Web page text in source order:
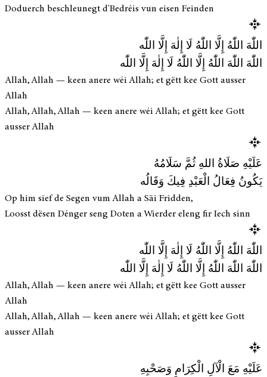
Doduerch beschleunegt d'Bedréis vun eisen Feinden
اللّٰهَ اللّٰهُ إِلَّا اللّٰهُ لَا إِلٰهَ إِلَّا اللّٰه
اللّٰهَ اللّٰهَ اللّٰهُ إِلَّا اللّٰهُ لَا إِلٰهَ إِلَّا اللّٰه
Allah, Allah — keen anere wéi Allah; et gëtt kee Gott ausser
Allah
Allah, Allah, Allah — keen anere wéi Allah; et gëtt kee Gott
ausser Allah
عَلَيْهِ صَلَاةُ اللهِ ثُمَّ سَلَامُهُ
يَكُونُ فِعَالُ الْعَبْدِ فِيكَ وَقَالُه
Op him sief de Segen vum Allah a Säi Fridden,
Loosst dësen Dénger seng Doten a Wierder eleng fir Iech sinn
اللّٰهَ اللّٰهُ إِلَّا اللّٰهُ لَا إِلٰهَ إِلَّا اللّٰه
اللّٰهَ اللّٰهَ اللّٰهُ إِلَّا اللّٰهُ لَا إِلٰهَ إِلَّا اللّٰه
Allah, Allah — keen anere wéi Allah; et gëtt kee Gott ausser
Allah
Allah, Allah, Allah — keen anere wéi Allah; et gëtt kee Gott
ausser Allah
عَلَيْهِ مَعَ الْآلِ الْكِرَامِ وَصَحْبِهِ